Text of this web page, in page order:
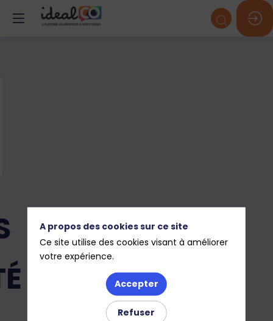
A propos des cookies sur ce site
Ce site utilise des cookies visant à améliorer
votre expérience.
Accepter
Refuser